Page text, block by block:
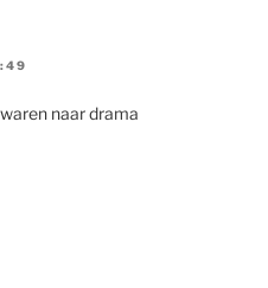
naar drama